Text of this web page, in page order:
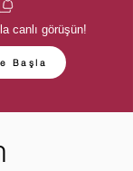
canlı görüşün!
Başla